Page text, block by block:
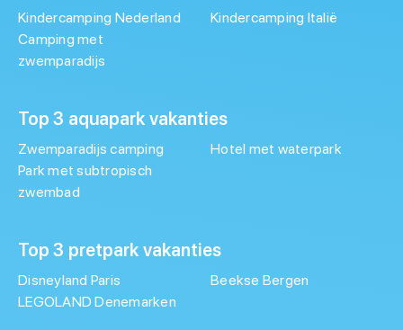
Kindercamping Nederland
Camping met
zwemparadijs
Kindercamping Italië
Top 3 aquapark vakanties
Zwemparadijs camping
Park met subtropisch
zwembad
Hotel met waterpark
Top 3 pretpark vakanties
Disneyland Paris
LEGOLAND Denemarken
Beekse Bergen